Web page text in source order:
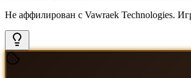
Не аффилирован с Vawraek Technologies.